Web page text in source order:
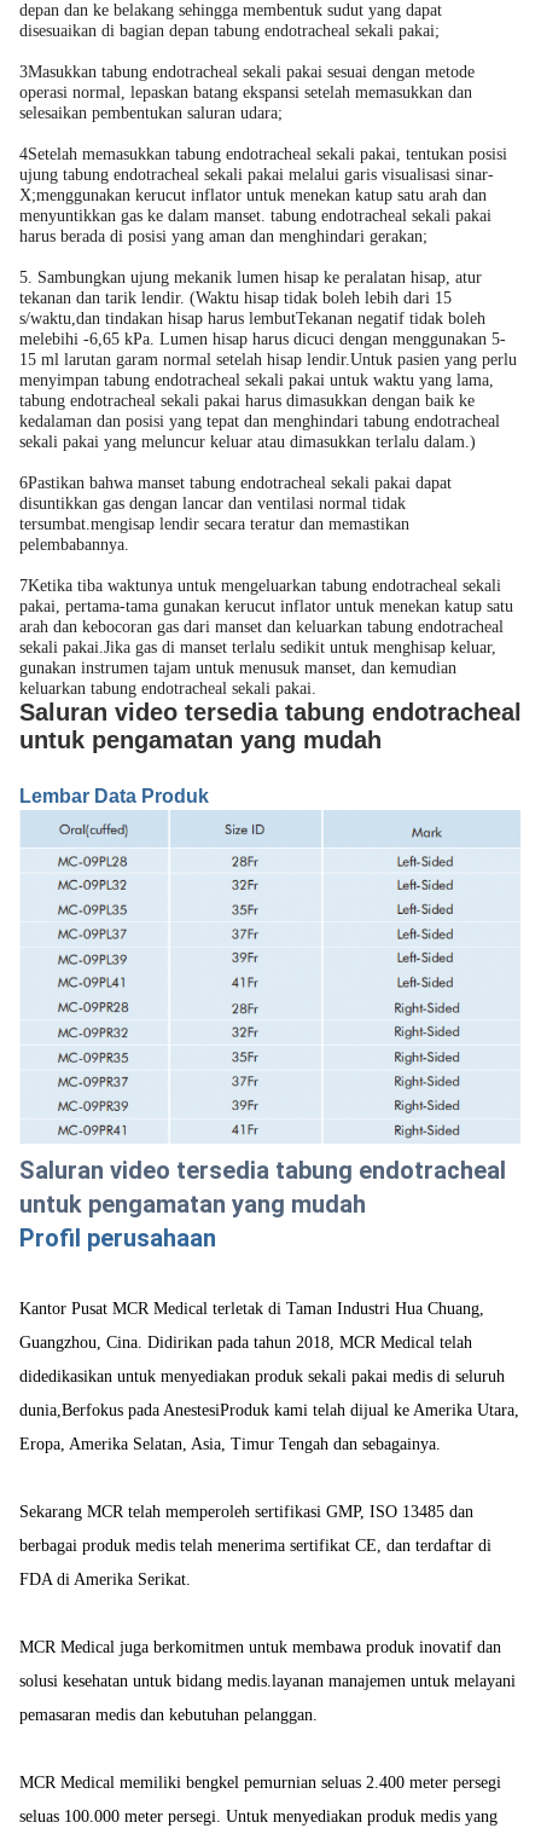
depan dan ke belakang sehingga membentuk sudut yang dapat
disesuaikan di bagian depan tabung endotracheal sekali pakai;
3Masukkan tabung endotracheal sekali pakai sesuai dengan metode
operasi normal, lepaskan batang ekspansi setelah memasukkan dan
selesaikan pembentukan saluran udara;
4Setelah memasukkan tabung endotracheal sekali pakai, tentukan posisi
ujung tabung endotracheal sekali pakai melalui garis visualisasi sinar-
X;menggunakan kerucut inflator untuk menekan katup satu arah dan
menyuntikkan gas ke dalam manset. tabung endotracheal sekali pakai
harus berada di posisi yang aman dan menghindari gerakan;
5. Sambungkan ujung mekanik lumen hisap ke peralatan hisap, atur
tekanan dan tarik lendir. (Waktu hisap tidak boleh lebih dari 15
s/waktu,dan tindakan hisap harus lembutTekanan negatif tidak boleh
melebihi -6,65 kPa. Lumen hisap harus dicuci dengan menggunakan 5-
15 ml larutan garam normal setelah hisap lendir.Untuk pasien yang perlu
menyimpan tabung endotracheal sekali pakai untuk waktu yang lama,
tabung endotracheal sekali pakai harus dimasukkan dengan baik ke
kedalaman dan posisi yang tepat dan menghindari tabung endotracheal
sekali pakai yang meluncur keluar atau dimasukkan terlalu dalam.)
6Pastikan bahwa manset tabung endotracheal sekali pakai dapat
disuntikkan gas dengan lancar dan ventilasi normal tidak
tersumbat.mengisap lendir secara teratur dan memastikan
pelembabannya.
7Ketika tiba waktunya untuk mengeluarkan tabung endotracheal sekali
pakai, pertama-tama gunakan kerucut inflator untuk menekan katup satu
arah dan kebocoran gas dari manset dan keluarkan tabung endotracheal
sekali pakai.Jika gas di manset terlalu sedikit untuk menghisap keluar,
gunakan instrumen tajam untuk menusuk manset, dan kemudian
keluarkan tabung endotracheal sekali pakai.
Saluran video tersedia tabung endotracheal
untuk pengamatan yang mudah
Lembar Data Produk
Saluran video tersedia tabung endotracheal
untuk pengamatan yang mudah
Profil perusahaan
Kantor Pusat MCR Medical terletak di Taman Industri Hua Chuang,
Guangzhou, Cina. Didirikan pada tahun 2018, MCR Medical telah
didedikasikan untuk menyediakan produk sekali pakai medis di seluruh
dunia,Berfokus pada AnestesiProduk kami telah dijual ke Amerika Utara,
Eropa, Amerika Selatan, Asia, Timur Tengah dan sebagainya.
Sekarang MCR telah memperoleh sertifikasi GMP, ISO 13485 dan
berbagai produk medis telah menerima sertifikat CE, dan terdaftar di
FDA di Amerika Serikat.
MCR Medical juga berkomitmen untuk membawa produk inovatif dan
solusi kesehatan untuk bidang medis.layanan manajemen untuk melayani
pemasaran medis dan kebutuhan pelanggan.
MCR Medical memiliki bengkel pemurnian seluas 2.400 meter persegi
seluas 100.000 meter persegi. Untuk menyediakan produk medis yang